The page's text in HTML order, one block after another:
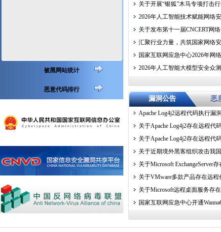
被黑网站统计
恶意代码排行
关于开展“银狐”木马专项打击
2026年人工智能技术赋能网络
关于发布第十一届CNCERT网
汇聚行业力量，共筑国家网络
国家互联网应急中心2026年网
2026年人工智能大模型安全众
漏洞公告 恶
Apache Log4j2远程代码执行漏
关于Apache Log4j2存在远程代
关于Apache Log4j2存在远程代
关于近期境外黑客组织攻击我
关于Microsoft ExchangeServer
关于VMware多款产品存在远
关于Microsoft远程桌面服务存
国家互联网应急中心开通